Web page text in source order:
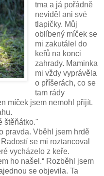
tma a já pořádně
neviděl ani své
tlapičky. Můj
oblíbený míček se
mi zakutálel do
keřů na konci
zahrady. Maminka
mi vždy vyprávěla
o příšerách, co se
tam rády
míček jsem nemohl přijít.
štěňátko."
pravda. Vběhl jsem hrdě
se mi roztancoval
vycházelo z keře.
ho našel.“ Rozběhl jsem
se objevila. Ta